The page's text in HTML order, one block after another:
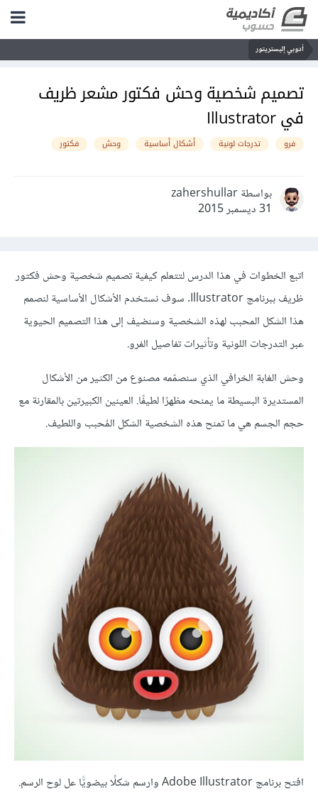
أدوبي إليستريتور
تصميم شخصية وحش فكتور مشعر ظريف
في Illustrator
فرو تدرجات لونية أشكال أساسية وحش فكتور
بواسطة zahershullar
31 ديسمبر 2015
اتبع الخطوات في هذا الدرس لتتعلم كيفية تصميم شخصية وحش فكتور
ظريف ببرنامج Illustrator. سوف نستخدم الأشكال الأساسية لنصمم
هذا الشكل المحبب لهذه الشخصية وسنضيف إلى هذا التصميم الحيوية
عبر التدرجات اللونية وتأثيرات تفاصيل الفرو.
وحش الغابة الخرافي الذي سنصمّمه مصنوع من الكثير من الأشكال
المستديرة البسيطة ما يمنحه مظهرًا لطيفًا. العينين الكبيرتين بالمقارنة مع
حجم الجسم هي ما تمنح هذه الشخصية الشكل المُحبب واللطيف.
افتح برنامج Adobe Illustrator وارسم شكلًا بيضويًّا عل لوح الرسم.